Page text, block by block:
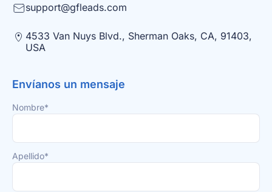
support@gfleads.com
4533 Van Nuys Blvd., Sherman Oaks, CA, 91403,
USA
Envíanos un mensaje
Nombre*
Apellido*